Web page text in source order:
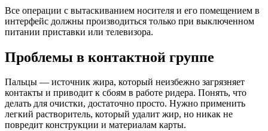
Все операции с вытаскиванием носителя и его помещением в
интерфейс должны производиться только при выключенном
питании приставки или телевизора.
Проблемы в контактной группе
Пальцы — источник жира, который неизбежно загрязняет
контакты и приводит к сбоям в работе ридера. Понять, что
делать для очистки, достаточно просто. Нужно применить
легкий растворитель, который удалит жир, но никак не
повредит конструкции и материалам карты.